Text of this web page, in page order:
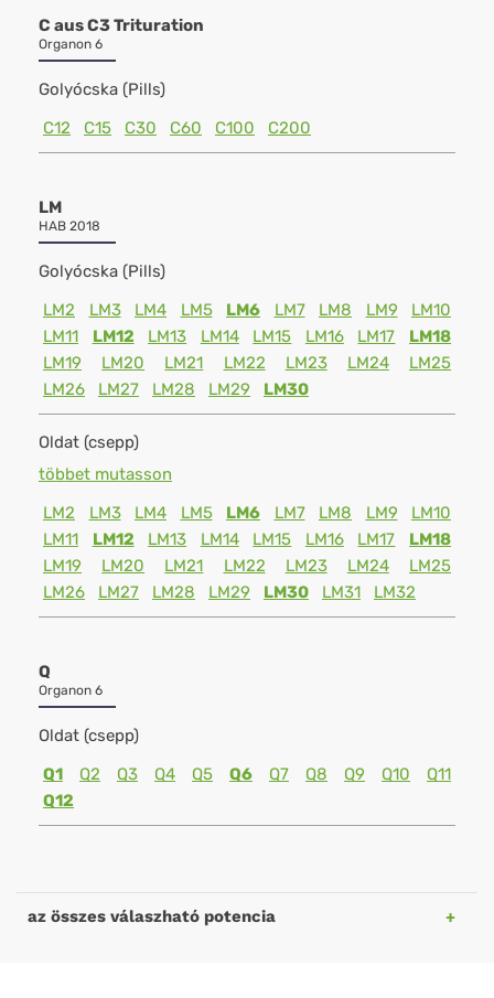
C aus C3 Trituration
Organon 6
Golyócska (Pills)
C12
C15 C30 C60 C100 C200
LM
HAB 2018
Golyócska (Pills)
LM2
LM3 LM4 LM5 LM6 LM7 LM8 LM9
LM10
LM11
LM12 LM13 LM14 LM15 LM16 LM17
LM18
LM19
LM20 LM21 LM22 LM23 LM24
LM25
LM26
LM27 LM28 LM29 LM30
Oldat (csepp)
többet mutasson
LM2
LM3 LM4 LM5 LM6 LM7 LM8 LM9
LM10
LM11
LM12 LM13 LM14 LM15 LM16 LM17
LM18
LM19
LM20 LM21 LM22 LM23 LM24
LM25
LM26
LM27 LM28 LM29 LM30 LM31 LM32
Q
Organon 6
Oldat (csepp)
Q1
Q2 Q3 Q4 Q5 Q6 Q7 Q8 Q9 Q10
Q11
Q12
az összes válaszható potencia